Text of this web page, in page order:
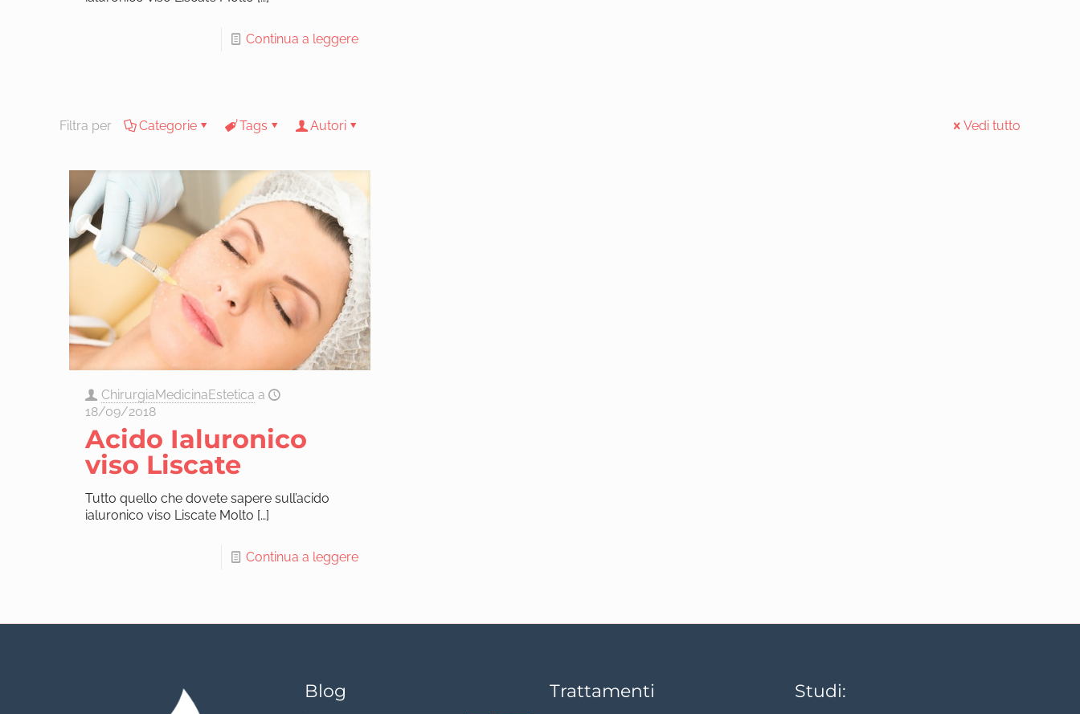
Continua a leggere
Filtra per Categorie Tags Autori Vedi tutto
ChirurgiaMedicinaEstetica a
18/09/2018
Acido Ialuronico
viso Liscate
Tutto quello che dovete sapere sull’acido
ialuronico viso Liscate Molto […]
Continua a leggere
Blog Trattamenti Studi: